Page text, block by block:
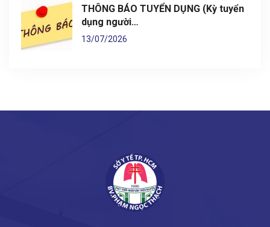
THÔNG BÁO TUYỂN DỤNG (Kỳ tuyển
dụng người…
13/07/2026